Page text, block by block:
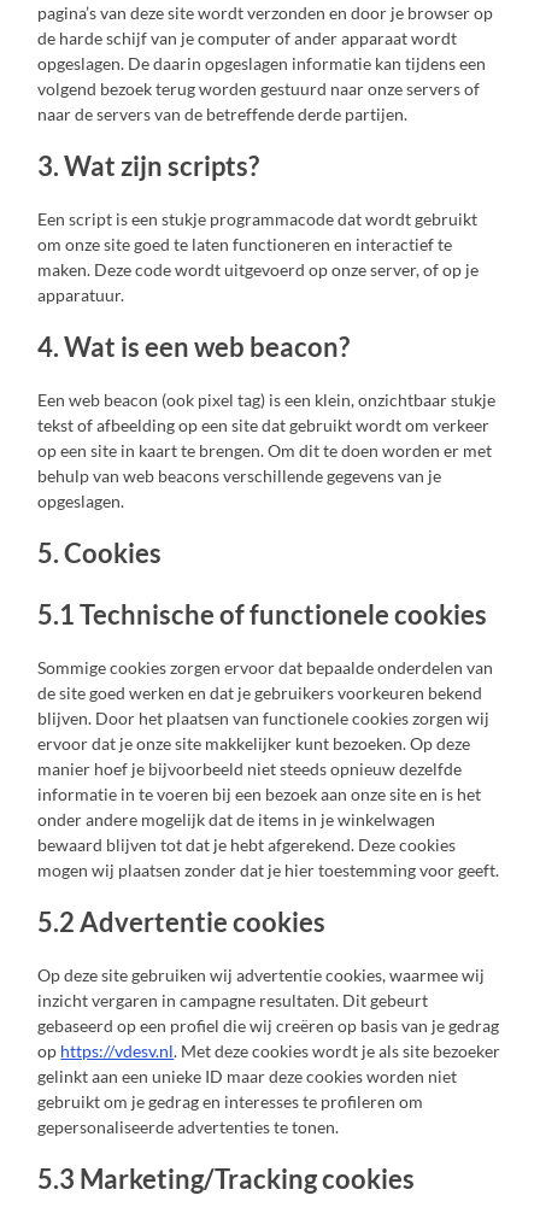
pagina’s van deze site wordt verzonden en door je browser op
de harde schijf van je computer of ander apparaat wordt
opgeslagen. De daarin opgeslagen informatie kan tijdens een
volgend bezoek terug worden gestuurd naar onze servers of
naar de servers van de betreffende derde partijen.
3. Wat zijn scripts?
Een script is een stukje programmacode dat wordt gebruikt
om onze site goed te laten functioneren en interactief te
maken. Deze code wordt uitgevoerd op onze server, of op je
apparatuur.
4. Wat is een web beacon?
Een web beacon (ook pixel tag) is een klein, onzichtbaar stukje
tekst of afbeelding op een site dat gebruikt wordt om verkeer
op een site in kaart te brengen. Om dit te doen worden er met
behulp van web beacons verschillende gegevens van je
opgeslagen.
5. Cookies
5.1 Technische of functionele cookies
Sommige cookies zorgen ervoor dat bepaalde onderdelen van
de site goed werken en dat je gebruikers voorkeuren bekend
blijven. Door het plaatsen van functionele cookies zorgen wij
ervoor dat je onze site makkelijker kunt bezoeken. Op deze
manier hoef je bijvoorbeeld niet steeds opnieuw dezelfde
informatie in te voeren bij een bezoek aan onze site en is het
onder andere mogelijk dat de items in je winkelwagen
bewaard blijven tot dat je hebt afgerekend. Deze cookies
mogen wij plaatsen zonder dat je hier toestemming voor geeft.
5.2 Advertentie cookies
Op deze site gebruiken wij advertentie cookies, waarmee wij
inzicht vergaren in campagne resultaten. Dit gebeurt
gebaseerd op een profiel die wij creëren op basis van je gedrag
op https://vdesv.nl. Met deze cookies wordt je als site bezoeker
gelinkt aan een unieke ID maar deze cookies worden niet
gebruikt om je gedrag en interesses te profileren om
gepersonaliseerde advertenties te tonen.
5.3 Marketing/Tracking cookies